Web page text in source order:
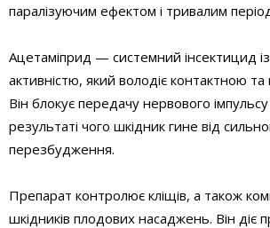
паралізуючим ефектом і тривалим
Ацетаміприд — системний інсектицид
активністю, який володіє контактною
Він блокує передачу нервового
результаті чого шкідник гине від
перезбудження.
Препарат контролює кліщів, а також
шкідників плодових насаджень. Він діє